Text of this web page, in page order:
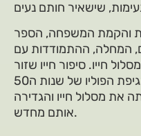
והקמת המשפחה, הספר
המחלה, ההתמודדות עם
חייו. סיפור חייו שזור
בסיפורה של ארץ ישראל, מגיפת הפוליו של שנות ה50
את מסלול חייו והגדירה
אותם מחדש.